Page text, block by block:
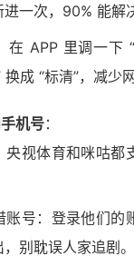
一次，90% 能解
在 APP 里调一下
换成 “标清”，减少
机号：
央视体育和咪咕都
号：登录他们的
别耽误人家追剧。